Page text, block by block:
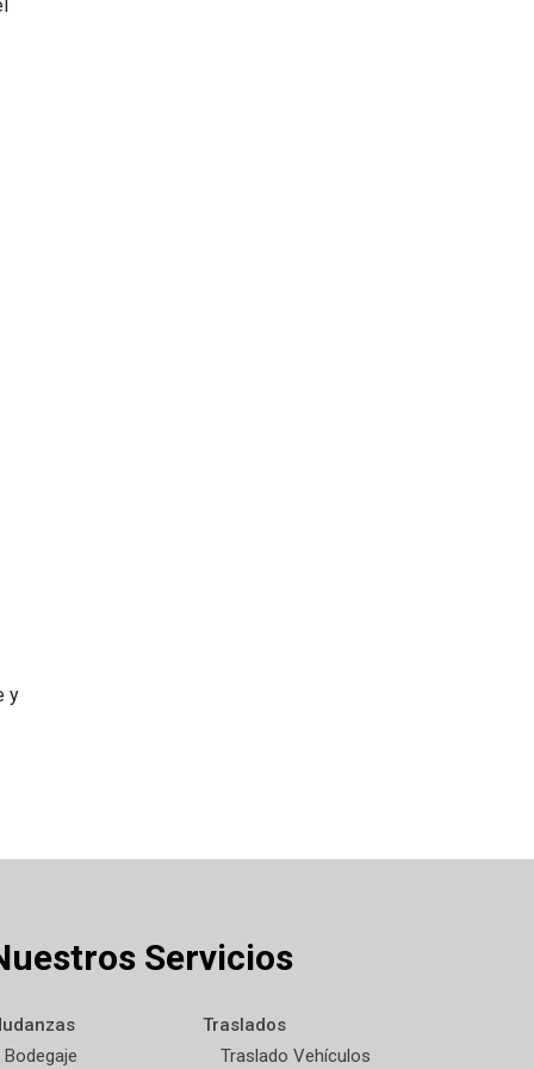
y
Servicios
Bodegaje
Traslados
Traslado Vehículos